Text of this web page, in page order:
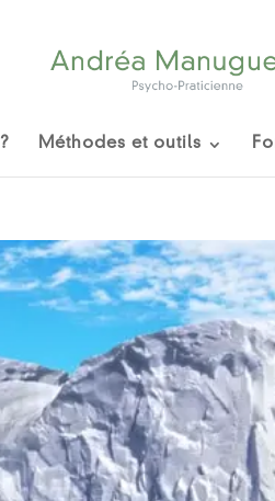
Méthodes et outils